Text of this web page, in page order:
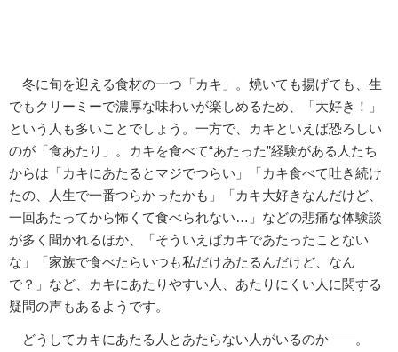
冬に旬を迎える食材の一つ「カキ」。焼いても揚げても、生
でもクリーミーで濃厚な味わいが楽しめるため、「大好き！」
という人も多いことでしょう。一方で、カキといえば恐ろしい
のが「食あたり」。カキを食べて“あたった”経験がある人たち
からは「カキにあたるとマジでつらい」「カキ食べて吐き続け
たの、人生で一番つらかったかも」「カキ大好きなんだけど、
一回あたってから怖くて食べられない…」などの悲痛な体験談
が多く聞かれるほか、「そういえばカキであたったことない
な」「家族で食べたらいつも私だけあたるんだけど、なん
で？」など、カキにあたりやすい人、あたりにくい人に関する
疑問の声もあるようです。
どうしてカキにあたる人とあたらない人がいるのか――。